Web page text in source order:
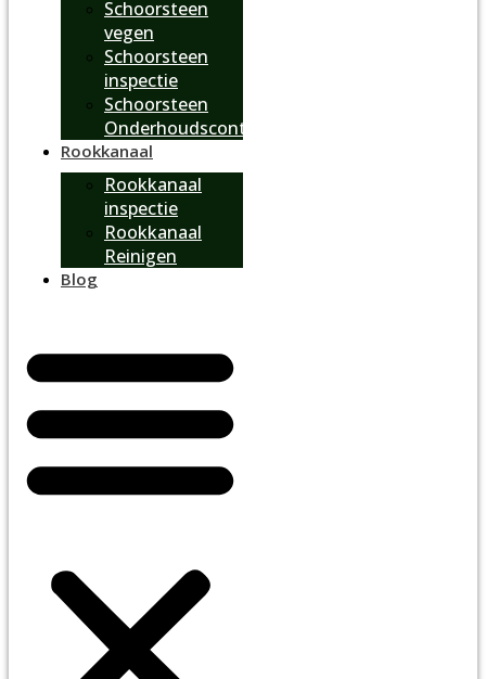
Schoorsteen
vegen
Schoorsteen
inspectie
Schoorsteen
Onderhoudscontract
Rookkanaal
Rookkanaal
inspectie
Rookkanaal
Reinigen
Blog